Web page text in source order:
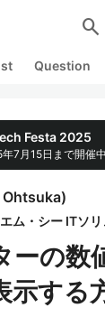
search
Question
Festa 2025
7月15日まで開催中
Ohtsuka)
ーの数
示する